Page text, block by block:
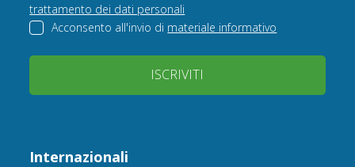
trattamento dei dati personali
Acconsento all'invio di materiale informativo
ISCRIVITI
Internazionali